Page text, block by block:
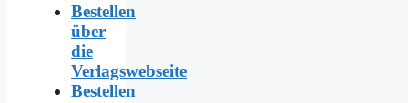
Bestellen
über
die
Verlagswebseite
Bestellen